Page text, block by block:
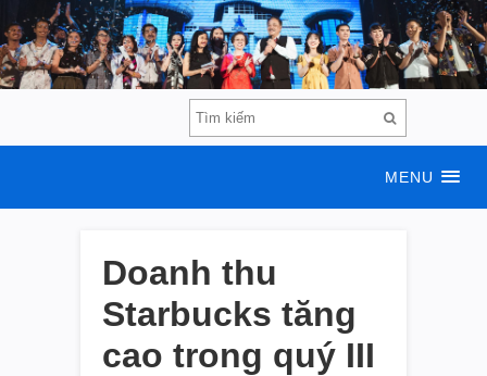
MENU
Doanh thu
Starbucks tăng
cao trong quý III